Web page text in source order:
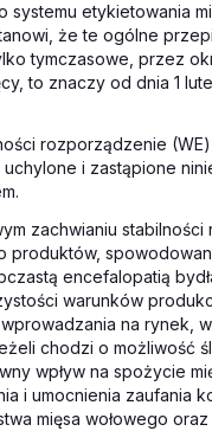
systemu etykietowania
że te ogólne
tymczasowe, przez
to znaczy od dnia 1
rozporządzenie
i zastąpione
zachwianiu stabilności
produktów,
encefalopatią
warunków
na rynek, w
chodzi o możliwość
wpływ na spożycie
i umocnienia zaufania
mięsa wołowego oraz